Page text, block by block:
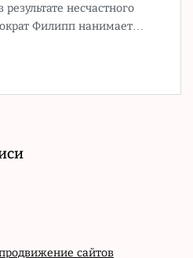
несчастного
Филипп нанимает…